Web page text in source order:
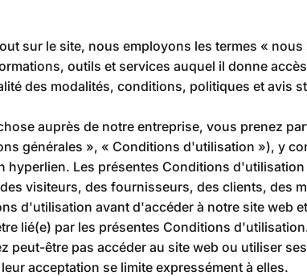
sur le site, nous employons les termes «
outils et services auquel il donne
des modalités, conditions, politiques et avis
auprès de notre entreprise, vous prenez
générales », « Conditions d'utilisation »), y
hyperlien. Les présentes Conditions
visiteurs, des fournisseurs, des clients, des
d'utilisation avant d'accéder à notre site web
lié(e) par les présentes Conditions
être pas accéder au site web ou utiliser
acceptation se limite expressément à elles.